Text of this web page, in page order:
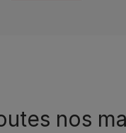
nos